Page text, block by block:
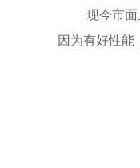
现今市面上
因为有好性能